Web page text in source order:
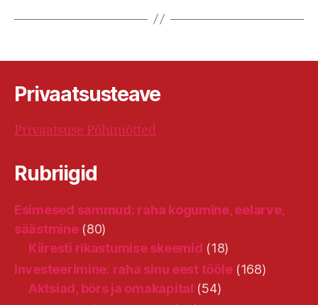
Privaatsusteave
Privaatsuse Põhimõtted
Rubriigid
Esimesed sammud: raha kogumine, eelarve,
säästmine(80)
Kiiresti rikastumise skeemid (18)
Investeerimine: raha sinu eest tööle(168)
Aktsiad, börs ja omakapital (54)